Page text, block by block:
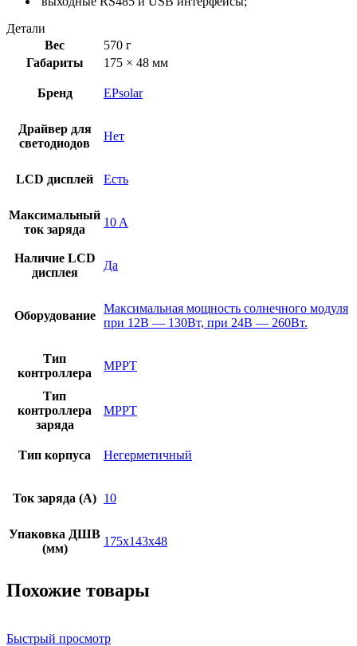
Детали
Вес
570 г
Габариты
175 × 48 мм
Бренд EPsolar
Драйвер для
светодиодов
Нет
LCD дисплей Есть
Максимальный
ток заряда
10 A
Наличие LCD
дисплея
Да
Оборудование
Максимальная мощность солнечного модуля
при 12В — 130Вт, при 24В — 260Вт.
Тип
контроллера
MPPT
Тип
контроллера
заряда
MPPT
Тип корпуса Негерметичный
Ток заряда (A) 10
Упаковка ДШВ
(мм)
175x143x48
Похожие товары
Быстрый просмотр